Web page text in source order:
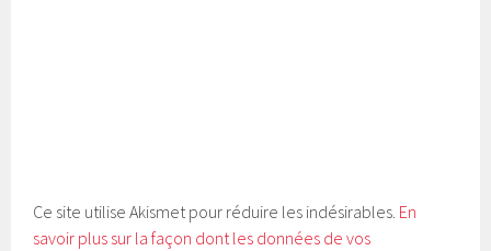
Ce site utilise Akismet pour réduire les indésirables. En
savoir plus sur la façon dont les données de vos